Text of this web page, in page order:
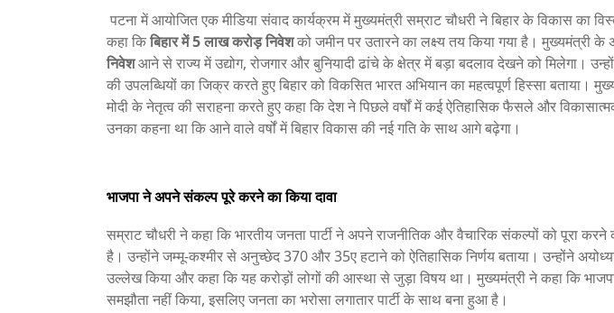
पटना में आयोजित एक मीडिया संवाद कार्यक्रम में मुख्यमंत्री सम्राट चौधरी ने बिहार के विकास का
कहा किबिहार में 5 लाख करोड़ निवेशको जमीन पर उतारने का लक्ष्य तय किया गया है। मुख्यमंत्री
निवेशआने से राज्य में उद्योग, रोजगार और बुनियादी ढांचे के क्षेत्र में बड़ा बदलाव देखने को मिलेगा।
की उपलब्धियों का जिक्र करते हुए बिहार को विकसित भारत अभियान का महत्वपूर्ण हिस्सा बताया।
मोदी के नेतृत्व की सराहना करते हुए कहा कि देश ने पिछले वर्षों में कई ऐतिहासिक फैसले और
उनका कहना था कि आने वाले वर्षों में बिहार विकास की नई गति के साथ आगे बढ़ेगा।
भाजपा ने अपने संकल्प पूरे करने का किया दावा
सम्राट चौधरी ने कहा कि भारतीय जनता पार्टी ने अपने राजनीतिक और वैचारिक संकल्पों को पूरा करने
है। उन्होंने जम्मू-कश्मीर से अनुच्छेद 370 और 35ए हटाने को ऐतिहासिक निर्णय बताया। उन्होंने अयोध्या
उल्लेख किया और कहा कि यह करोड़ों लोगों की आस्था से जुड़ा विषय था। मुख्यमंत्री ने कहा कि
समझौता नहीं किया, इसलिए जनता का भरोसा लगातार पार्टी के साथ बना हुआ है।